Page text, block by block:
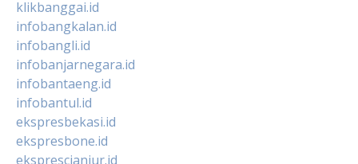
klikbanggai.id
infobangkalan.id
infobangli.id
infobanjarnegara.id
infobantaeng.id
infobantul.id
ekspresbekasi.id
ekspresbone.id
eksprescianjur.id